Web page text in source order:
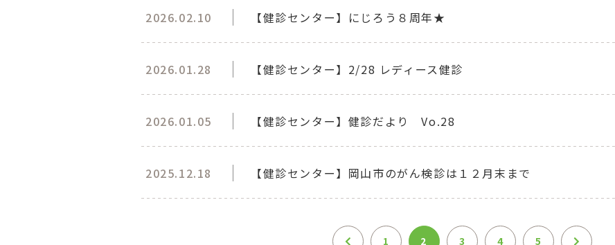
2026.02.10 【健診センター】にじろう８周年★
2026.01.28 【健診センター】2/28 レディース健診
2026.01.05 【健診センター】健診だより Vo.28
2025.12.18 【健診センター】岡山市のがん検診は１２月末まで
1 2 3 4 5